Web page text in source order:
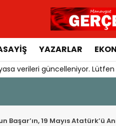
YAZARLAR
verileri güncelleniyor.
Başar’ın, 19 Mayıs Atatürk’ü